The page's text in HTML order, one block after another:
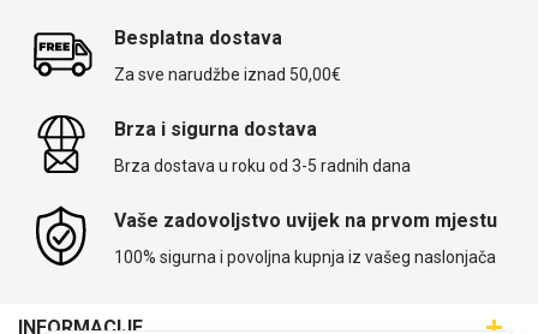
Besplatna dostava
Za sve narudžbe iznad 50,00€
Brza i sigurna dostava
Brza dostava u roku od 3-5 radnih dana
Vaše zadovoljstvo uvijek na prvom mjestu
100% sigurna i povoljna kupnja iz vašeg naslonjača
INFORMACIJE